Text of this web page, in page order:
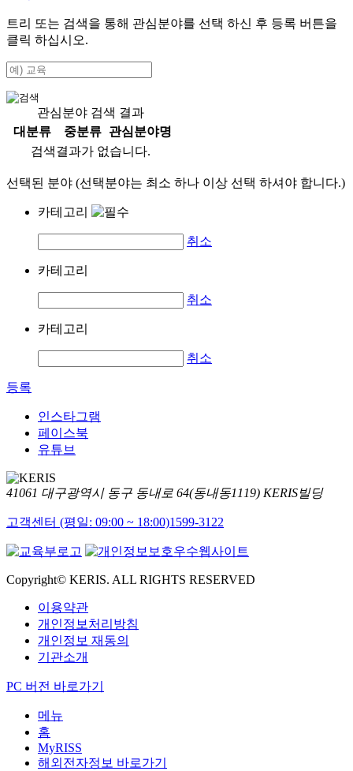
트리 또는 검색을 통해 관심분야를 선택 하신 후 등록 버튼을
클릭 하십시오.
관심분야 검색 결과
대분류
중분류
관심분야명
검색결과가 없습니다.
선택된 분야 (선택분야는 최소 하나 이상 선택 하셔야 합니다.)
카테고리
취소
카테고리
취소
카테고리
취소
등록
인스타그램
페이스북
유튜브
41061 대구광역시 동구 동내로 64(동내동1119) KERIS빌딩
고객센터 (평일: 09:00 ~ 18:00)1599-3122
Copyright© KERIS. ALL RIGHTS RESERVED
이용약관
개인정보처리방침
개인정보 재동의
기관소개
PC 버전 바로가기
메뉴
홈
MyRISS
해외전자정보 바로가기